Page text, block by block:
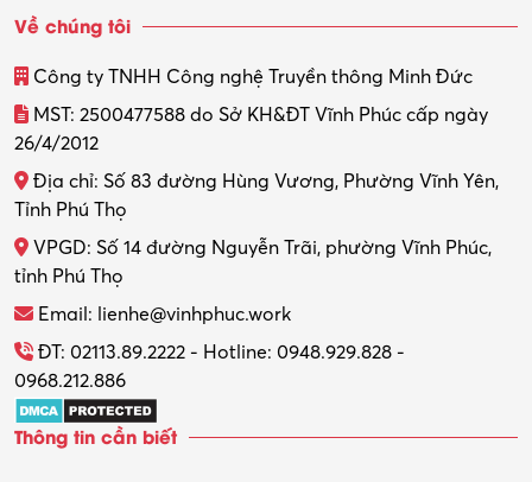
Thiết kế nội thất
Thợ máy – Ô tô – Xe máy
Thực tập
Tổ chức sự kiện – Quà tặng
Trợ lý
Tư vấn
Về chúng tôi
Công ty TNHH Công nghệ Truyền thông Minh Đức
MST: 2500477588 do Sở KH&ĐT Vĩnh Phúc cấp ngày
26/4/2012
Địa chỉ: Số 83 đường Hùng Vương, Phường Vĩnh Yên,
Tỉnh Phú Thọ
VPGD: Số 14 đường Nguyễn Trãi, phường Vĩnh Phúc,
tỉnh Phú Thọ
Email: lienhe@vinhphuc.work
ĐT: 02113.89.2222 - Hotline: 0948.929.828 -
0968.212.886
Thông tin cần biết